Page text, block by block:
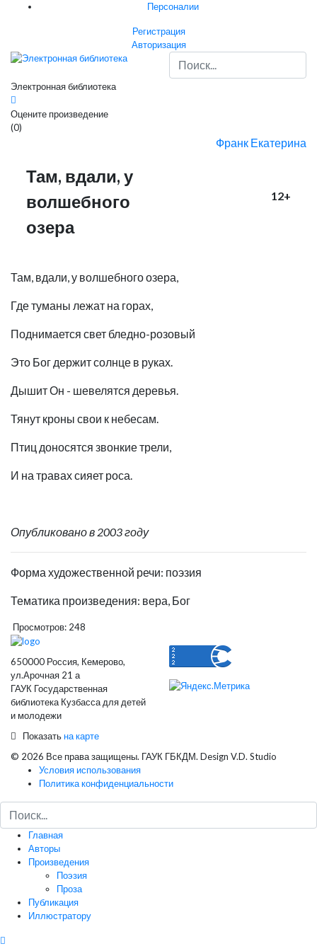
Персоналии
Регистрация
Авторизация
Электронная библиотека
Оцените произведение
(0)
Франк Екатерина
Там, вдали, у
волшебного
озера
12+
Там, вдали, у волшебного озера,
Где туманы лежат на горах,
Поднимается свет бледно-розовый
Это Бог держит солнце в руках.
Дышит Он - шевелятся деревья.
Тянут кроны свои к небесам.
Птиц доносятся звонкие трели,
И на травах сияет роса.
Опубликовано в 2003 году
Форма художественной речи: поэзия
Тематика произведения: вера, Бог
Просмотров: 248
650000 Россия, Кемерово,
ул.Арочная 21 а
ГАУК Государственная
библиотека Кузбасса для детей
и молодежи
Показатьна карте
© 2026 Все права защищены. ГАУК ГБКДМ. Design V.D. Studio
Условия использования
Политика конфиденциальности
Главная
Авторы
Произведения
Поэзия
Проза
Публикация
Иллюстратору